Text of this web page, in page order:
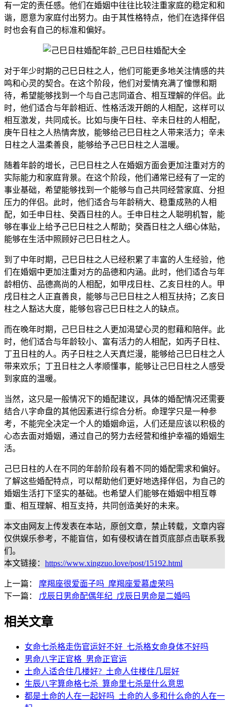
有一定的责任感。他们在婚姻中往往比较注重家庭的稳定和和
谐，愿意为家庭付出努力。由于其性格特点，他们在选择伴侣
时也会有自己的标准和偏好。
对于年少时期的己巳日柱之人，他们可能更多地关注情感的共
鸣和心灵的契合。在这个阶段，他们对爱情充满了憧憬和期
待，希望能够找到一个与自己志同道合、相互理解的伴侣。此
时，他们适合与年龄相近、性格活泼开朗的人相配，这样可以
相互激发，共同成长。比如与庚午日柱、辛未日柱的人相配，
庚午日柱之人热情奔放，能够给己巳日柱之人带来活力；辛未
日柱之人温柔善良，能够给予己巳日柱之人温暖。
随着年龄的增长，己巳日柱之人在婚姻方面会更加注重对方的
实际能力和家庭背景。在这个阶段，他们通常已经有了一定的
事业基础，希望能够找到一个能够与自己共同经营家庭、分担
压力的伴侣。此时，他们适合与年龄稍大、稳重成熟的人相
配，如壬申日柱、癸酉日柱的人。壬申日柱之人聪明机智，能
够在事业上给予己巳日柱之人帮助；癸酉日柱之人细心体贴，
能够在生活中照顾好己巳日柱之人。
到了中年时期，己巳日柱之人已经积累了丰富的人生经验，他
们在婚姻中更加注重对方的品德和内涵。此时，他们适合与年
龄相仿、品德高尚的人相配，如甲戌日柱、乙亥日柱的人。甲
戌日柱之人正直善良，能够与己巳日柱之人相互扶持；乙亥日
柱之人豁达大度，能够包容己巳日柱之人的缺点。
而在晚年时期，己巳日柱之人更加渴望心灵的慰藉和陪伴。此
时，他们适合与年龄较小、富有活力的人相配，如丙子日柱、
丁丑日柱的人。丙子日柱之人天真烂漫，能够给己巳日柱之人
带来欢乐；丁丑日柱之人孝顺懂事，能够让己巳日柱之人感受
到家庭的温暖。
当然，这只是一般情况下的婚配建议，具体的婚配情况还需要
结合八字命盘的其他因素进行综合分析。命理学只是一种参
考，不能完全决定一个人的婚姻命运，人们还是应该以积极的
心态去面对婚姻，通过自己的努力去经营和维护幸福的婚姻生
活。
己巳日柱的人在不同的年龄阶段有着不同的婚配需求和偏好。
了解这些婚配特点，可以帮助他们更好地选择伴侣，为自己的
婚姻生活打下坚实的基础。也希望人们能够在婚姻中相互尊
重、相互理解、相互支持，共同创造美好的未来。
本文由网友上传发表在本站，原创文章，禁止转载，文章内容
仅供娱乐参考，不能盲信，如有侵权请在首页底部点击联系我
们。
本文链接： https://www.xingzuo.love/post/15192.html
上一篇： 摩羯座很爱面子吗_摩羯座爱慕虚荣吗
下一篇： 戊辰日男命配偶年纪_戊辰日男命是二婚吗
相关文章
女命七杀格走伤官运好不好_七杀格女命身体不好吗
男命八字正官格_男命正官运
土命人适合住几楼好?_土命人住楼住几层好
生辰八字算命格七杀_算命里七杀是什么意思
都是土命的人在一起好吗_土命的人多和什么命的人在一